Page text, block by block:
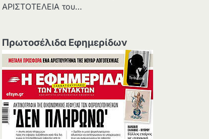
ΑΡΙΣΤΟΤΕΛΕΙΑ του…
Πρωτοσέλιδα Εφημερίδων